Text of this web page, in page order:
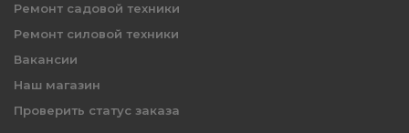
Ремонт садовой техники
Ремонт силовой техники
Вакансии
Наш магазин
Проверить статус заказа